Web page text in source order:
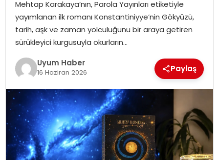
YAŞAM
Mehtap Karakaya’nın, Parola Yayınları etiketiyle
yayımlanan ilk romanı Konstantiniyye’nin Gökyüzü,
tarih, aşk ve zaman yolculuğunu bir araya getiren
sürükleyici kurgusuyla okurların…
Uyum Haber
16 Haziran 2026 Paylaş